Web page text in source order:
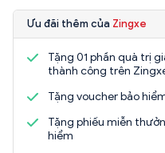
Ưu đãi thêm của Zingxe
Tặng 01 phần quà trị
thành công trên
Tặng voucher bảo
Tặng phiếu miễn
hiểm